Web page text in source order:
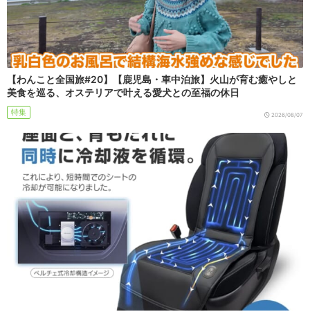
【わんこと全国旅#20】【鹿児島・車中泊旅】火山が育む癒やしと
美食を巡る、オステリアで叶える愛犬との至福の休日
特集 2026/08/07